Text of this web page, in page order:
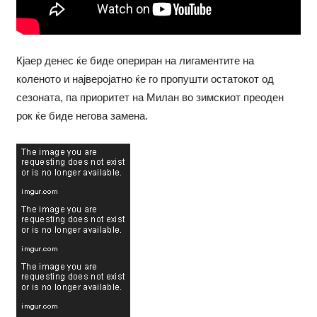
Кјаер денес ќе биде опериран на лигаментите на
коленото и најверојатно ќе го пропушти остатокот од
сезоната, па приоритет на Милан во зимскиот преоден
рок ќе биде негова замена.